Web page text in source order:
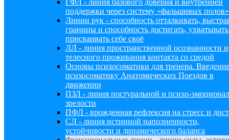
ГФЛ - линия базового доверия и внутренней
поддержки через систему «фальшивых полов»
Линии рук - способность отталкивать,
границы и способность достигать,
присваивать себе своё
ЛЛ - линия пространственной осознанности и
телесного проживания контакта со средой
Основы психосоматики для тренера.
психосоматику Анатомических Поездов в
движении
ПЗЛ - линия постуральной и психо-
зрелости
ПФЛ - врожденная рефлексия на стресс и
СЛ - линия истинной наполненности,
устойчивости и динамического баланса